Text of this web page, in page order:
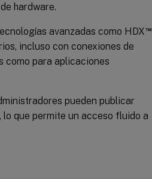
hardware.
avanzadas como HDX™
incluso con conexiones de
como para aplicaciones
pueden publicar
que permite un acceso fluido a